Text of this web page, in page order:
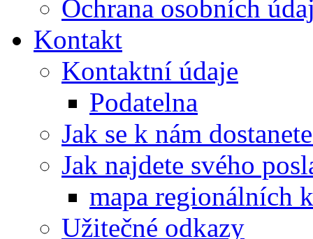
Ochrana osobních
Kontakt
Kontaktní údaje
Podatelna
Jak se k nám
Jak najdete svého
mapa regionálních
Užitečné odkazy